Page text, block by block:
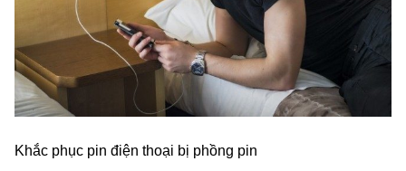
Khắc phục pin điện thoại bị phồng pin